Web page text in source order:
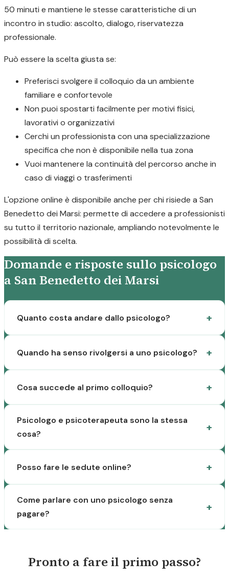
50 minuti e mantiene le stesse caratteristiche di un
incontro in studio: ascolto, dialogo, riservatezza
professionale.
Può essere la scelta giusta se:
Preferisci svolgere il colloquio da un ambiente
familiare e confortevole
Non puoi spostarti facilmente per motivi fisici,
lavorativi o organizzativi
Cerchi un professionista con una specializzazione
specifica che non è disponibile nella tua zona
Vuoi mantenere la continuità del percorso anche in
caso di viaggi o trasferimenti
L'opzione online è disponibile anche per chi risiede a San
Benedetto dei Marsi: permette di accedere a professionisti
su tutto il territorio nazionale, ampliando notevolmente le
possibilità di scelta.
Domande e risposte sullo psicologo
a San Benedetto dei Marsi
Quanto costa andare dallo psicologo?
Quando ha senso rivolgersi a uno psicologo?
Cosa succede al primo colloquio?
Psicologo e psicoterapeuta sono la stessa
cosa?
Posso fare le sedute online?
Come parlare con uno psicologo senza
pagare?
Pronto a fare il primo passo?